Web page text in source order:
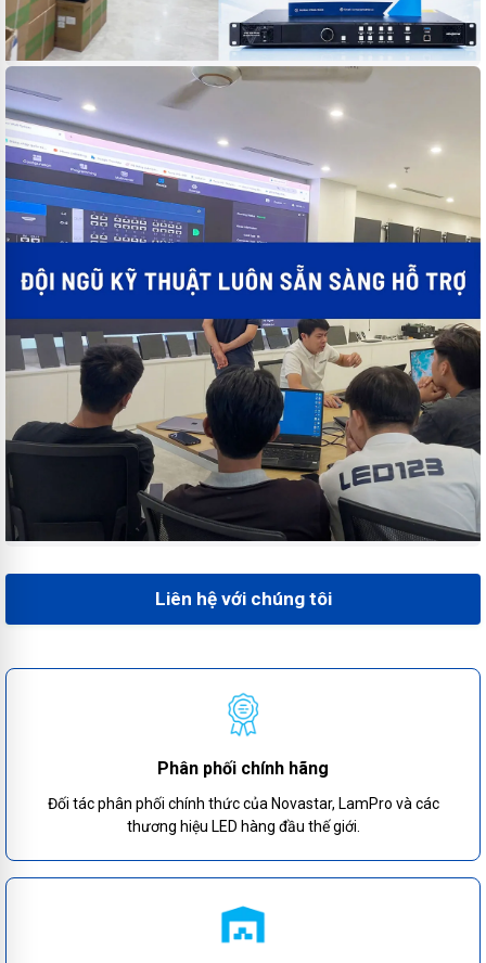
Liên hệ với chúng tôi
Phân phối chính hãng
Đối tác phân phối chính thức của Novastar, LamPro và các
thương hiệu LED hàng đầu thế giới.